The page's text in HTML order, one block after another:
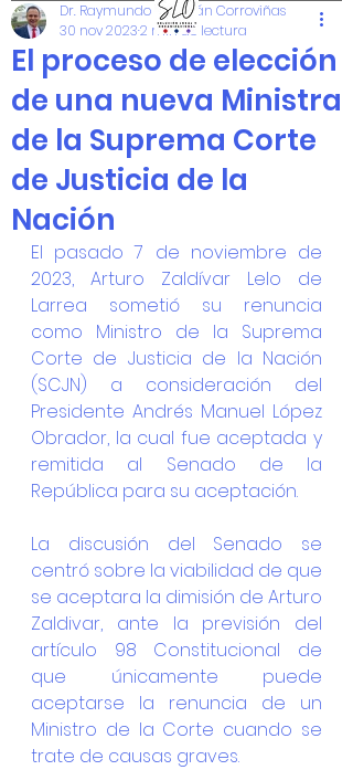
El proceso de elección
de una nueva Ministra
de la Suprema Corte
de Justicia de la
Nación
Dr. Raymundo Guzmán Corroviñas
30 nov 20232 min de lectura
El pasado 7 de noviembre de
2023, Arturo Zaldívar Lelo de
Larrea sometió su renuncia
como Ministro de la Suprema
Corte de Justicia de la Nación
(SCJN) a consideración del
Presidente Andrés Manuel López
Obrador, la cual fue aceptada y
remitida al Senado de la
República para su aceptación.
La discusión del Senado se
centró sobre la viabilidad de que
se aceptara la dimisión de Arturo
Zaldivar, ante la previsión del
artículo 98 Constitucional de
que únicamente puede
aceptarse la renuncia de un
Ministro de la Corte cuando se
trate de causas graves.